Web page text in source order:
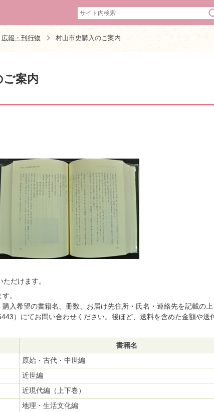
広報・刊行物 村山市史購入のご案内
ご案内
だけます。
。
入希望の書籍名、冊数、お届け先住所・氏名・連絡先を記載の
）にてお問い合わせください。後ほど、送料を含めた金額や送
書籍名
原始・古代・中世編
近世編
近現代編（上下巻）
地理・生活文化編